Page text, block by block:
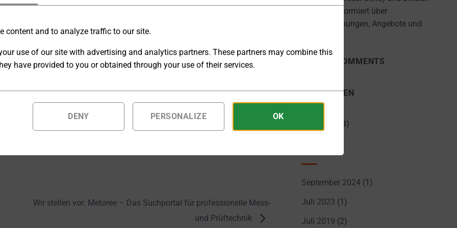
über PayPal, auch ohne Konto oder Registrierung.
permalink.
Wir stellen vor: Metoree – Das Suchportal für professionelle Mess-
und Prüftechnik
Sie stets informiert über
Neuerscheinungen, Angebote und
RECENT COMMENTS
KATEGORIEN
(4)
September 2024 (1)
Juli 2023 (1)
Juli 2019 (2)
content and to analyze traffic to our site.
use of our site with advertising and analytics partners. These partners may combine this
have provided to you or obtained through your use of their services.
OK
PERSONALIZE
DENY